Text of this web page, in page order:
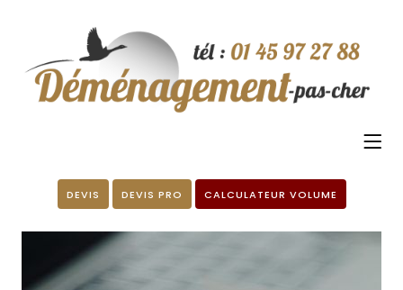
DEVIS DEVIS PRO CALCULATEUR VOLUME